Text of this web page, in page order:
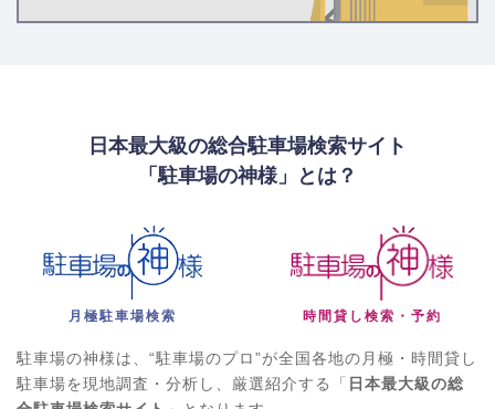
日本最大級の総合駐車場検索サイト
「駐車場の神様」とは？
月極駐車場検索 時間貸し検索・予約
駐車場の神様は、“駐車場のプロ”が全国各地の月極・時間貸し
駐車場を現地調査・分析し、厳選紹介する「 日本最大級の総